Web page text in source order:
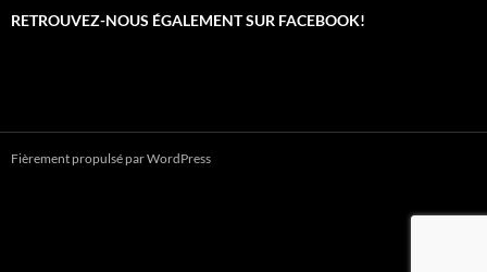
RETROUVEZ-NOUS ÉGALEMENT SUR FACEBOOK!
Fièrement propulsé par WordPress